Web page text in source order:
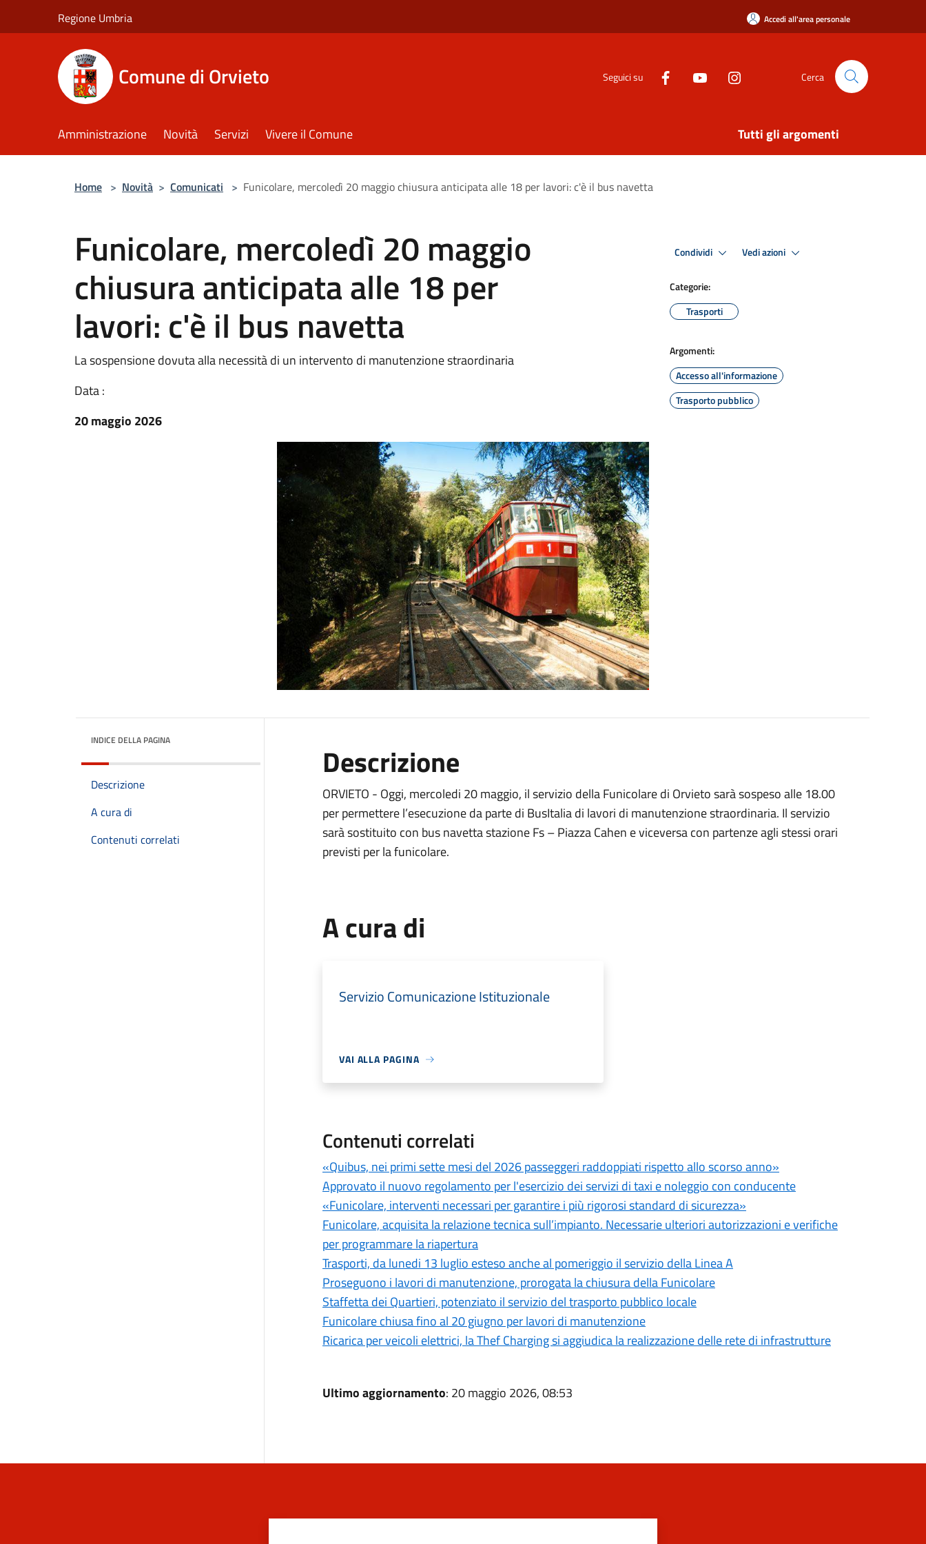
Regione Umbria Accedi all'area personale
Comune di Orvieto Seguici su Cerca
Amministrazione Novità Servizi Vivere il Comune Tutti gli argomenti
Home > Novità > Comunicati > Funicolare, mercoledì 20 maggio chiusura anticipata alle 18 per lavori: c'è il bus navetta
Funicolare, mercoledì 20 maggio
chiusura anticipata alle 18 per
lavori: c'è il bus navetta
La sospensione dovuta alla necessità di un intervento di manutenzione straordinaria
Data :
20 maggio 2026
Condividi Vedi azioni
Categorie:
Trasporti
Argomenti:
Accesso all'informazione
Trasporto pubblico
INDICE DELLA PAGINA
Descrizione
A cura di
Contenuti correlati
Descrizione
ORVIETO - Oggi, mercoledi 20 maggio, il servizio della Funicolare di Orvieto sarà sospeso alle 18.00
per permettere l’esecuzione da parte di BusItalia di lavori di manutenzione straordinaria. Il servizio
sarà sostituito con bus navetta stazione Fs – Piazza Cahen e viceversa con partenze agli stessi orari
previsti per la funicolare.
A cura di
Servizio Comunicazione Istituzionale
VAI ALLA PAGINA
Contenuti correlati
«Quibus, nei primi sette mesi del 2026 passeggeri raddoppiati rispetto allo scorso anno»
Approvato il nuovo regolamento per l'esercizio dei servizi di taxi e noleggio con conducente
«Funicolare, interventi necessari per garantire i più rigorosi standard di sicurezza»
Funicolare, acquisita la relazione tecnica sull’impianto. Necessarie ulteriori autorizzazioni e verifiche
per programmare la riapertura
Trasporti, da lunedi 13 luglio esteso anche al pomeriggio il servizio della Linea A
Proseguono i lavori di manutenzione, prorogata la chiusura della Funicolare
Staffetta dei Quartieri, potenziato il servizio del trasporto pubblico locale
Funicolare chiusa fino al 20 giugno per lavori di manutenzione
Ricarica per veicoli elettrici, la Thef Charging si aggiudica la realizzazione delle rete di infrastrutture
Ultimo aggiornamento: 20 maggio 2026, 08:53